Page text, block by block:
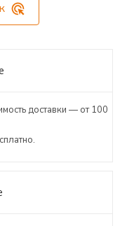
доставки — от 100